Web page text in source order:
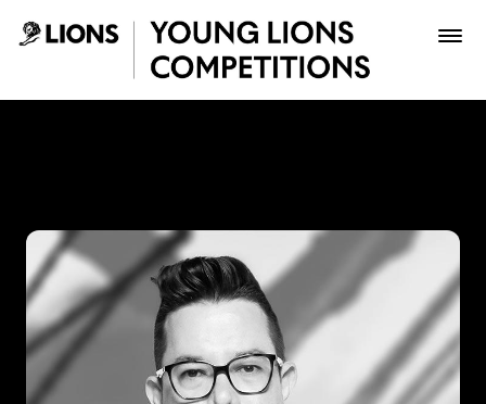
Saltar al contenido principal
Inscribir
Boletería